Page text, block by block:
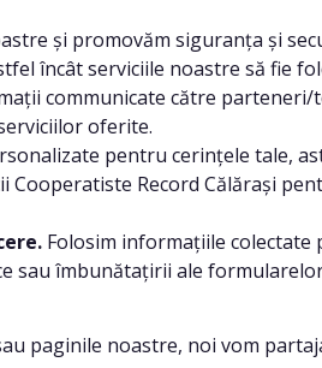
și promovăm siguranța și
încât serviciile noastre să fie
communicate către
oferite.
pentru cerințele tale,
Cooperatiste Record Călărași
Folosim informațiile
sau îmbunătațirii ale
noastre, noi vom